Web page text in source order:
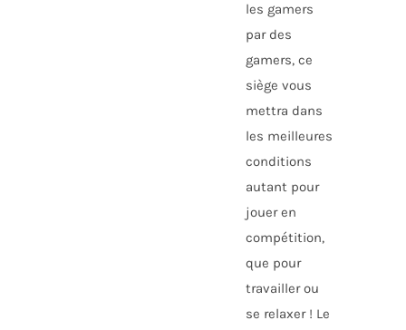
les gamers
par des
gamers, ce
siège vous
mettra dans
les meilleures
conditions
autant pour
jouer en
compétition,
que pour
travailler ou
se relaxer ! Le